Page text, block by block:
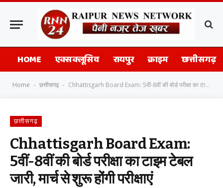
HOME एक्सक्लूसिव रायपुर क्राइम छत्तीसगढ़
Home - छत्तीसगढ़ - Chhattisgarh Board Exam: 5वीं-8वीं की बोर्ड परीक्षा का टाइम टेबल जारी, मार्च से शुरू होंगी परीक्षाएं
छत्तीसगढ़
Chhattisgarh Board Exam:
5वीं-8वीं की बोर्ड परीक्षा का टाइम टेबल
जारी, मार्च से शुरू होंगी परीक्षाएं